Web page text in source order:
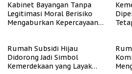
Kabinet Bayangan Tanpa
Legitimasi Moral Berisiko
Mengaburkan Kepercayaan
Rumah Subsidi Hijau
Didorong Jadi Simbol
Kemerdekaan yang Layak